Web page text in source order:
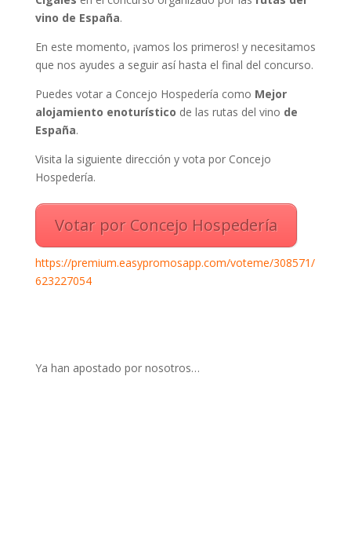
vino de España.
En este momento, ¡vamos los primeros! y necesitamos
que nos ayudes a seguir así hasta el final del concurso.
Puedes votar a Concejo Hospedería como Mejor
alojamiento enoturístico de las rutas del vino de
España.
Visita la siguiente dirección y vota por Concejo
Hospedería.
Votar por Concejo Hospedería
https://premium.easypromosapp.com/voteme/308571/
623227054
Ya han apostado por nosotros…